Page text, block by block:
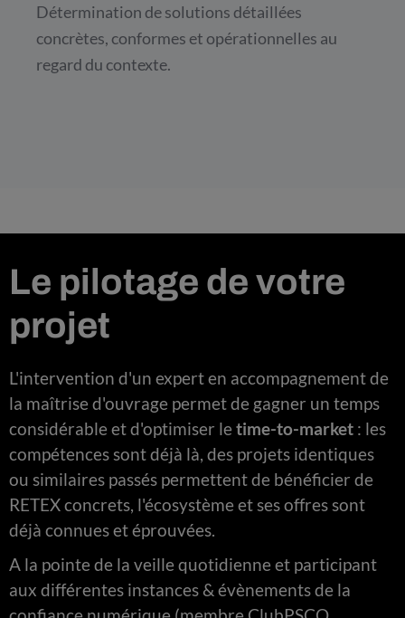
Détermination de solutions détaillées
concrètes, conformes et opérationnelles au
regard du contexte.
Le pilotage de votre
projet
L'intervention d'un expert en accompagnement de
la maîtrise d'ouvrage permet de gagner un temps
considérable et d'optimiser le time-to-market : les
compétences sont déjà là, des projets identiques
ou similaires passés permettent de bénéficier de
RETEX concrets, l'écosystème et ses offres sont
déjà connues et éprouvées.
A la pointe de la veille quotidienne et participant
aux différentes instances & évènements de la